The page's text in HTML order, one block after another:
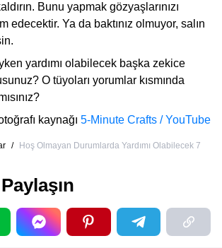
Bunu yapmak gözyaşlarınızı
edecektir. Ya da baktınız olmuyor, salın
yardımı olabilecek başka zekice
O tüyoları yorumlar kısmında
kaynağı 5-Minute Crafts / YouTube
/
Hoş Olmayan Durumlarda Yardımı Olabilecek 7